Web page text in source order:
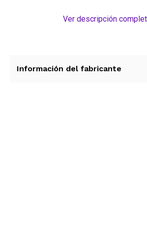
Ver descripción
Información del fabricante